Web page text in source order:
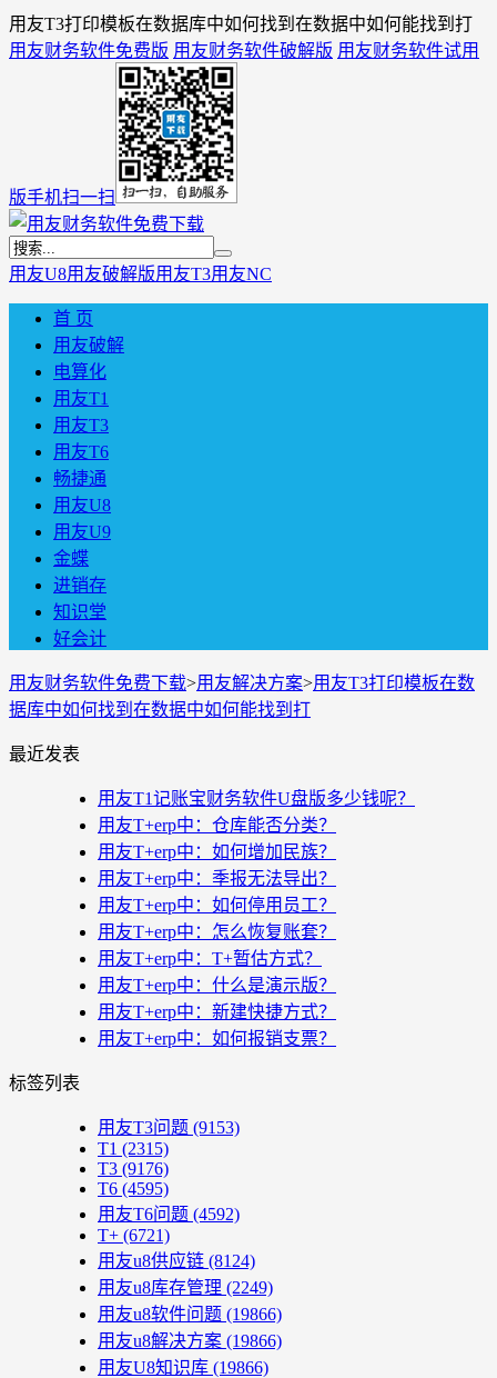
用友T3打印模板在数据库中如何找到在数据中如何能找到打
用友财务软件免费版 用友财务软件破解版 用友财务软件试用
版手机扫一扫
用友U8用友破解版用友T3用友NC
首 页
用友破解
电算化
用友T1
用友T3
用友T6
畅捷通
用友U8
用友U9
金蝶
进销存
知识堂
好会计
用友财务软件免费下载>用友解决方案>用友T3打印模板在数
据库中如何找到在数据中如何能找到打
最近发表
用友T1记账宝财务软件U盘版多少钱呢？
用友T+erp中：仓库能否分类？
用友T+erp中：如何增加民族？
用友T+erp中：季报无法导出？
用友T+erp中：如何停用员工？
用友T+erp中：怎么恢复账套？
用友T+erp中：T+暂估方式？
用友T+erp中：什么是演示版？
用友T+erp中：新建快捷方式？
用友T+erp中：如何报销支票？
标签列表
用友T3问题 (9153)
T1 (2315)
T3 (9176)
T6 (4595)
用友T6问题 (4592)
T+ (6721)
用友u8供应链 (8124)
用友u8库存管理 (2249)
用友u8软件问题 (19866)
用友u8解决方案 (19866)
用友U8知识库 (19866)